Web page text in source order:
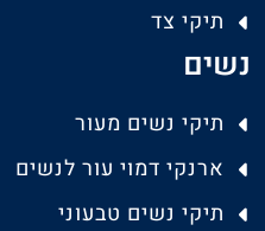
תיקי צד
נשים
תיקי נשים מעור
ארנקי דמוי עור לנשים
תיקי נשים טבעוני